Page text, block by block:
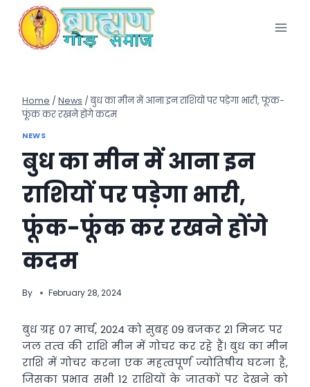
content
Home / News / बुध का मीन में आना इन राशियों पर पड़ेगा भारी, फूंक-
फूंक कर रखने होंगे कदम
NEWS
बुध का मीन में आना इन
राशियों पर पड़ेगा भारी,
फूंक-फूंक कर रखने होंगे
कदम
By February 28, 2024
बुध ग्रह 07 मार्च, 2024 को सुबह 09 बजकर 21 मिनट पर
जल तत्‍व की राशि मीन में गोचर कर रहे हैं। बुध का मीन
राशि में गोचर करना एक महत्वपूर्ण ज्योतिषीय घटना है,
जिसका प्रभाव सभी 12 राशियों के जातकों पर देखने को